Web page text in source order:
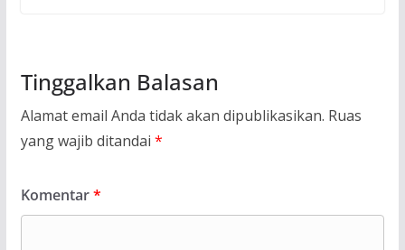
Tinggalkan Balasan
Alamat email Anda tidak akan dipublikasikan. Ruas
yang wajib ditandai *
Komentar*